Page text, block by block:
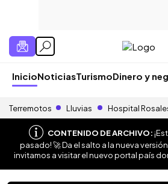
InicioNoticiasTurismoDinero y
Terremotos Lluvias Hospital
CONTENIDO DE ARCHIVO:
pasado! 🚀 Da el salto a la nueva
invitamos a visitar el nuevo portal país